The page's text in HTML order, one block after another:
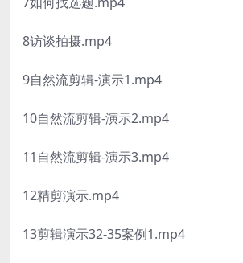
8访谈拍摄.mp4
9自然流剪辑-演示1.mp4
10自然流剪辑-演示2.mp4
11自然流剪辑-演示3.mp4
12精剪演示.mp4
13剪辑演示32-35案例1.mp4